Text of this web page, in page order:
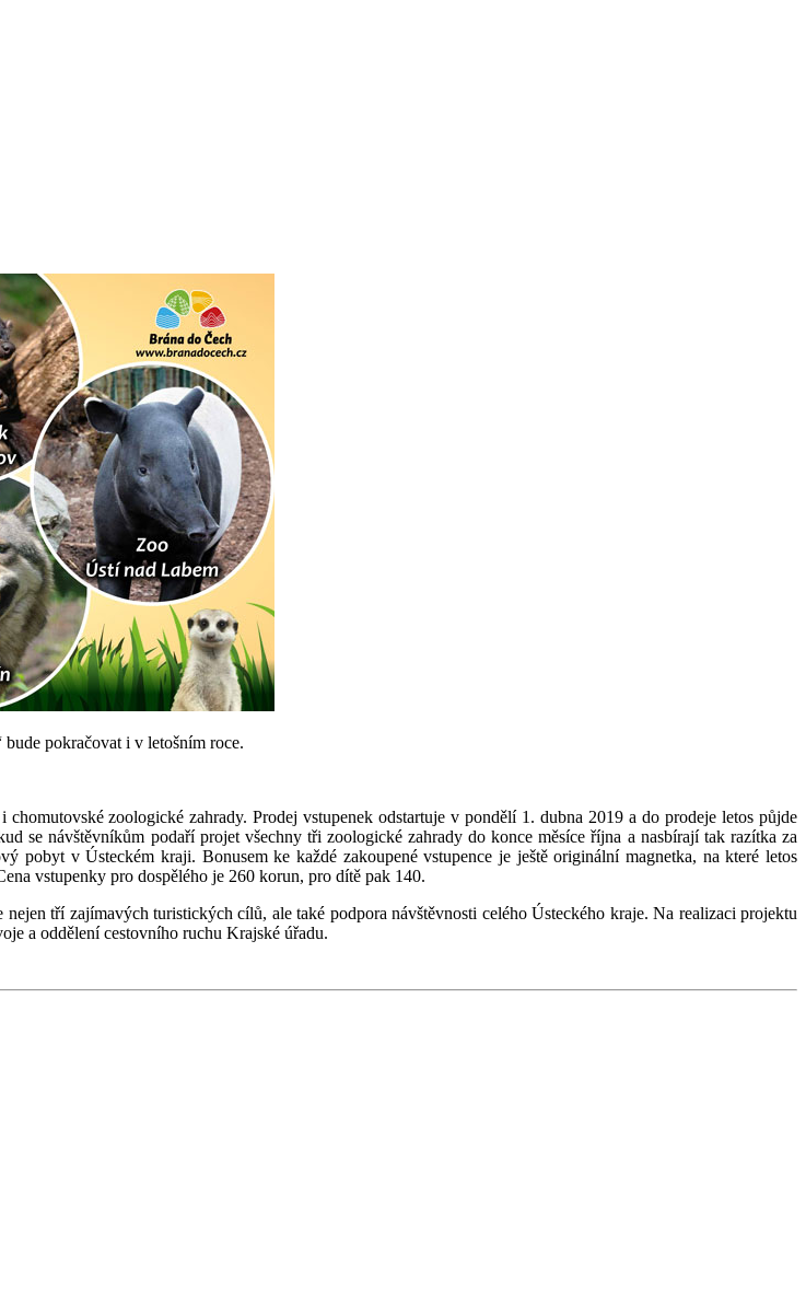
pokračovat i v letošním roce.
zoologické zahrady. Prodej vstupenek odstartuje v pondělí 1. dubna 2019 a do prodeje letos půjde
se návštěvníkům podaří projet všechny tři zoologické zahrady do konce měsíce října a nasbírají tak razítka za
pobyt v Ústeckém kraji. Bonusem ke každé zakoupené vstupence je ještě originální magnetka, na které letos
vstupenky pro dospělého je 260 korun, pro dítě pak 140.
tří zajímavých turistických cílů, ale také podpora návštěvnosti celého Ústeckého kraje. Na realizaci projektu
a oddělení cestovního ruchu Krajské úřadu.